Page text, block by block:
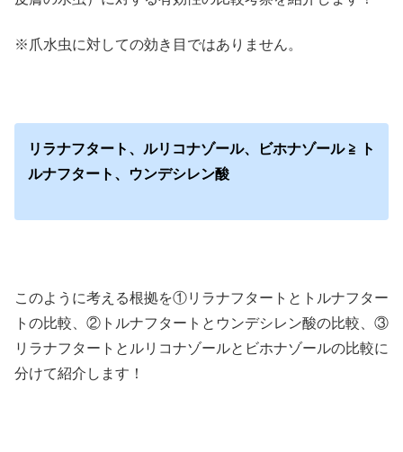
※爪水虫に対しての効き目ではありません。
リラナフタート、ルリコナゾール、ビホナゾール ≧ ト
ルナフタート、ウンデシレン酸
このように考える根拠を①リラナフタートとトルナフター
トの比較、②トルナフタートとウンデシレン酸の比較、③
リラナフタートとルリコナゾールとビホナゾールの比較に
分けて紹介します！